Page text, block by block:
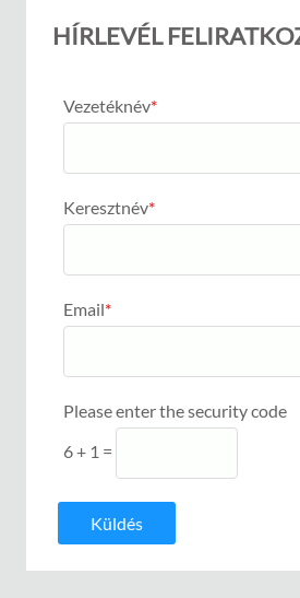
HÍRLEVÉL
Vezetéknév*
Keresztnév*
Email*
Please enter the security code
6 + 1 =
Küldés